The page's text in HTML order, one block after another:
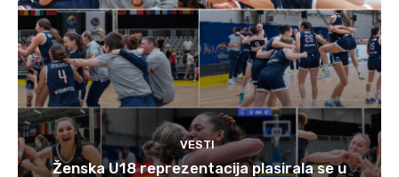
VESTI
Ženska U18 reprezentacija plasirala se u